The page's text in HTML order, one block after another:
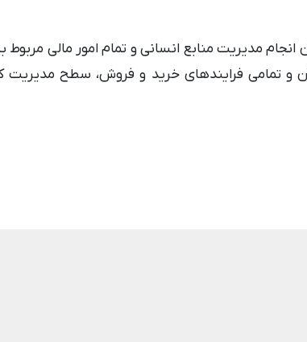
انجام مدیریت منابع انسانی و تمام امور مالی
و تمامی فرایندهای خرید و فروش، سطح مدیریت